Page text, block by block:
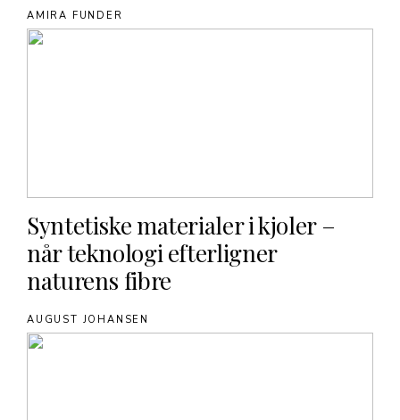
AMIRA FUNDER
Syntetiske materialer i kjoler –
når teknologi efterligner
naturens fibre
AUGUST JOHANSEN